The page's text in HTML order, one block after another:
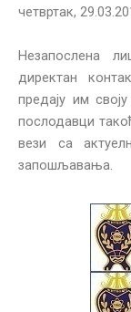
четвртак,
Незапослена
директан
предају им
послодавци
вези са
запошљавања.